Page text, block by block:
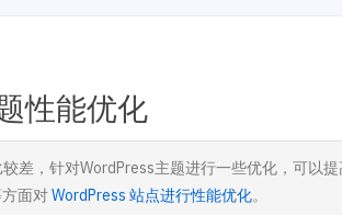
性能优化
让您的WordPress网站可以
内飞速打开。
多用途
前端开发技
开发文档手册
性能优化
差，针对WordPress主题进行一些优化，可以
面对WordPress 站点进行性能优化。